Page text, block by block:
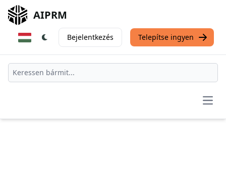
AIPRM
Bejelentkezés Telepítse ingyen